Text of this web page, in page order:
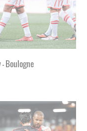
- Boulogne